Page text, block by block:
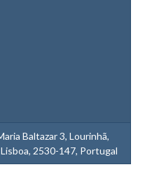
Baltazar 3, Lourinhã,
2530-147, Portugal